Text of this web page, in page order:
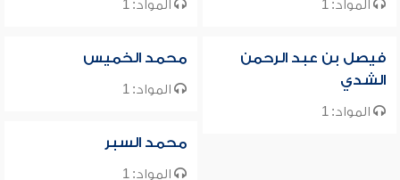
المواد: 1 المواد: 1
فيصل بن عبد الرحمن
الشدي
المواد: 1
محمد الخميس
المواد: 1
محمد السبر
المواد: 1